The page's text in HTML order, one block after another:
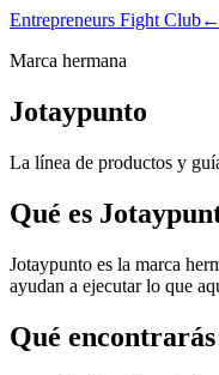
Entrepreneurs Fight Club←
Marca hermana
Jotaypunto
La línea de productos y
Qué es
Jotaypunto es la marca
ayudan a ejecutar lo que
Qué encontrarás